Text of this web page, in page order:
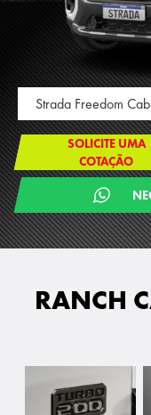
SOLICITE UMA
COTAÇÃO
RANCH